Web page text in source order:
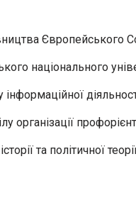
Європейського
національного
та політичної